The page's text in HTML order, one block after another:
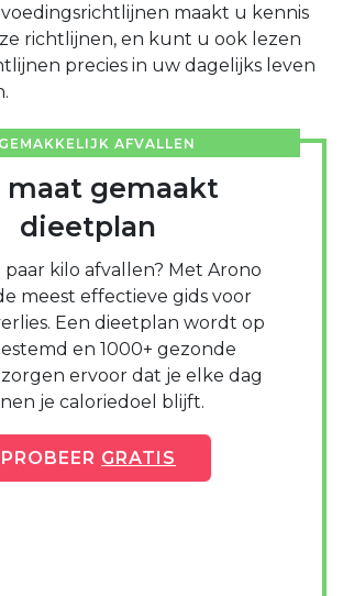
voedingsrichtlijnen maakt u kennis
richtlijnen, en kunt u ook lezen
precies in uw dagelijks leven
GEMAKKELIJK AFVALLEN
maat gemaakt
dieetplan
paar kilo afvallen? Met Arono
meest effectieve gids voor
Een dieetplan wordt op
en 1000+ gezonde
ervoor dat je elke dag
je caloriedoel blijft.
PROBEER GRATIS